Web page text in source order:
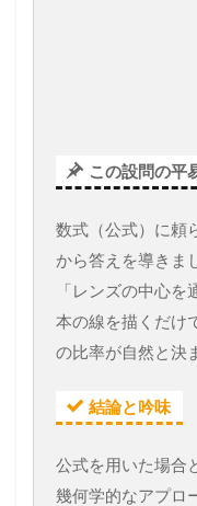
この設問の平
数式（公式）に頼
から答えを導きま
「レンズの中心
本の線を描くだけ
の比率が自然と決
結論と吟味
公式を用いた場合
幾何学的なアプロ